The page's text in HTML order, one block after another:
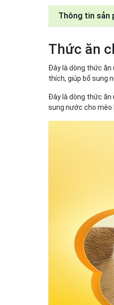
Thông tin sản
Thức ăn
Đây là dòng thức
thích, giúp bổ sung
Đây là dòng thức
sung nước cho mèo